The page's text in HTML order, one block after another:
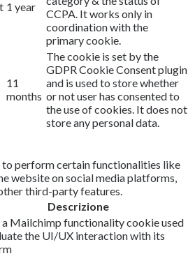
1 year
CCPA. It works only in
coordination with the
primary cookie.
11
months
The cookie is set by the
GDPR Cookie Consent plugin
and is used to store whether
or not user has consented to
the use of cookies. It does not
store any personal data.
to perform certain functionalities like
website on social media platforms,
third-party features.
Descrizione
a Mailchimp functionality cookie used
the UI/UX interaction with its